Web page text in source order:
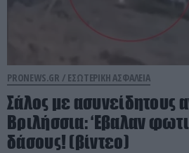
PRONEWS.GR / ΕΣΩΤΕΡΙΚΗ ΑΣΦΑΛΕΙΑ
Σάλος με ασυνείδητους
Βριλήσσια: ‘Εβαλαν
δάσους! (βίντεο)